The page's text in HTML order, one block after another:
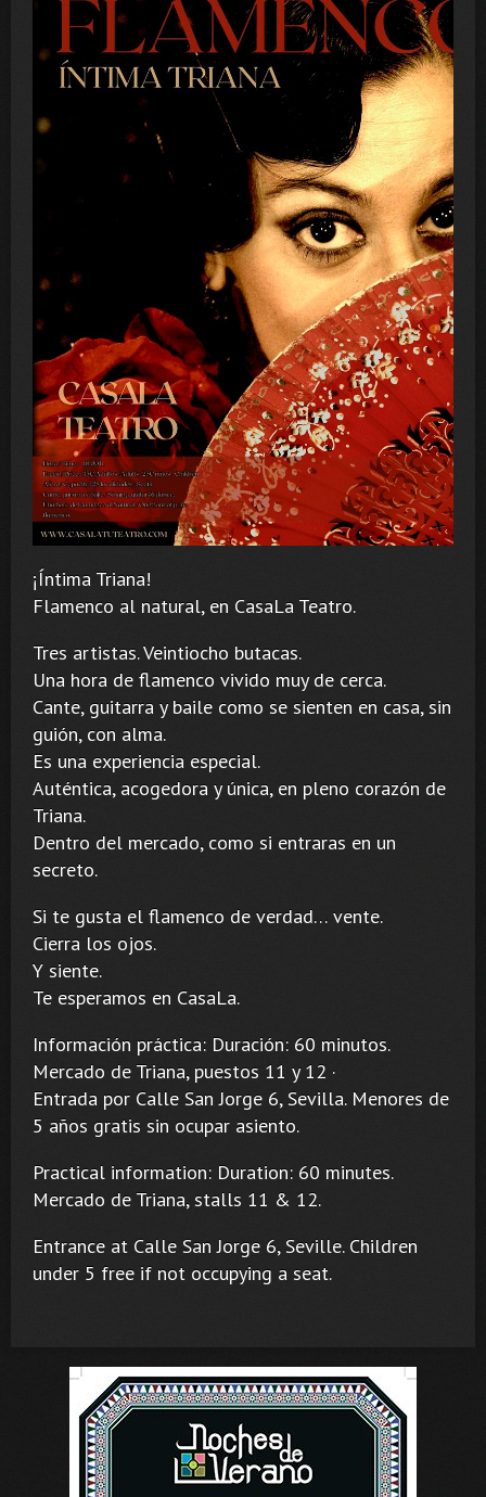
¡Íntima Triana!
Flamenco al natural, en CasaLa Teatro.
Tres artistas. Veintiocho butacas.
Una hora de flamenco vivido muy de cerca.
Cante, guitarra y baile como se sienten en casa, sin
guión, con alma.
Es una experiencia especial.
Auténtica, acogedora y única, en pleno corazón de
Triana.
Dentro del mercado, como si entraras en un
secreto.
Si te gusta el flamenco de verdad… vente.
Cierra los ojos.
Y siente.
Te esperamos en CasaLa.
Información práctica: Duración: 60 minutos.
Mercado de Triana, puestos 11 y 12 ·
Entrada por Calle San Jorge 6, Sevilla. Menores de
5 años gratis sin ocupar asiento.
Practical information: Duration: 60 minutes.
Mercado de Triana, stalls 11 & 12.
Entrance at Calle San Jorge 6, Seville. Children
under 5 free if not occupying a seat.